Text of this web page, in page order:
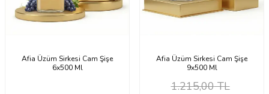
Afia Üzüm Sirkesi Cam Şişe
6x500 Ml
Afia Üzüm Sirkesi Cam Şişe
9x500 Ml
1.215,00TL